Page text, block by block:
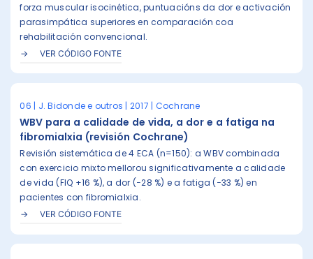
forza muscular isocinética, puntuacións da dor e activación
parasimpática superiores en comparación coa
rehabilitación convencional.
VER CÓDIGO FONTE
06 | J. Bidonde e outros | 2017 | Cochrane
WBV para a calidade de vida, a dor e a fatiga na
fibromialxia (revisión Cochrane)
Revisión sistemática de 4 ECA (n=150): a WBV combinada
con exercicio mixto mellorou significativamente a calidade
de vida (FIQ +16 %), a dor (−28 %) e a fatiga (−33 %) en
pacientes con fibromialxia.
VER CÓDIGO FONTE